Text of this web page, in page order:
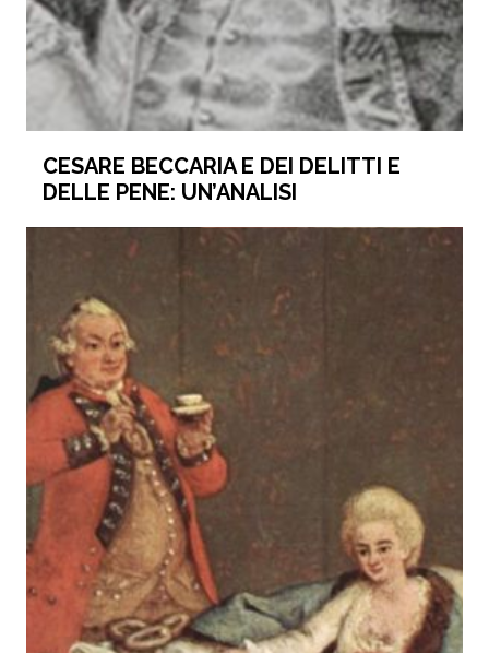
CESARE BECCARIA E DEI DELITTI E
DELLE PENE: UN’ANALISI